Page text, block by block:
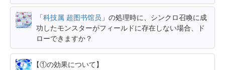
「科技属 超图书馆员 」の処理時に、シンクロ召喚に成
功したモンスターがフィールドに存在しない場合、ド
ローできますか？
【①の効果について】